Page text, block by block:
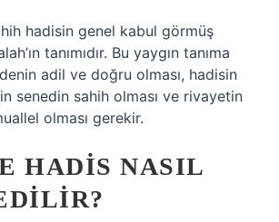
hadisin genel kabul görmüş
tanımıdır. Bu yaygın tanıma
adil ve doğru olması, hadisin
senedin sahih olması ve rivayetin
olması gerekir.
HADIS NASIL